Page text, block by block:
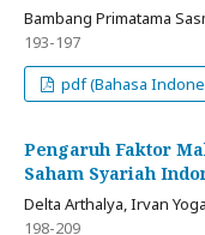
Bambang Primatama
193-197
pdf (Bahasa
Pengaruh Faktor
Saham Syariah
Delta Arthalya, Irvan
198-209